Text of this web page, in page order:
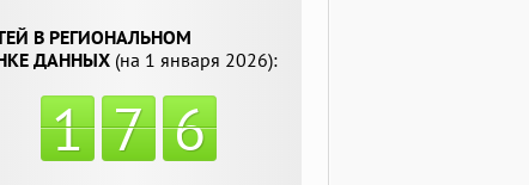
В РЕГИОНАЛЬНОМ
ДАННЫХ (на 1 января 2026):
1 7 6